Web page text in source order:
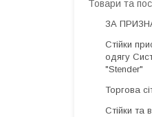
Товари та
ЗА
Стійки
одягу
"Stender"
Торгова
Стійки та